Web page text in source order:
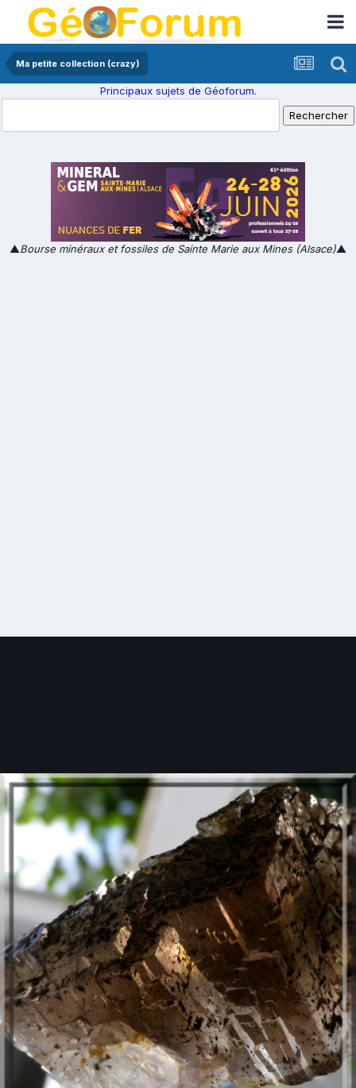
Ma petite collection (crazy)
Principaux sujets de Géoforum.
▲Bourse minéraux et fossiles de Sainte Marie aux Mines (Alsace)▲